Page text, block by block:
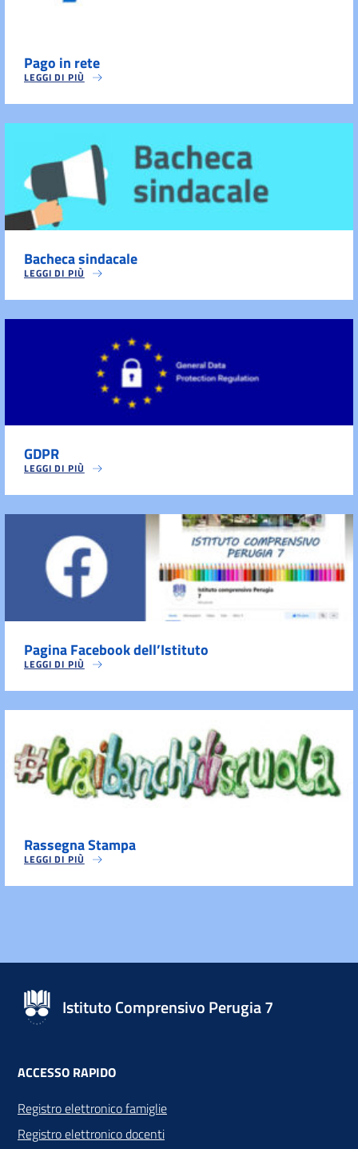
Pago in rete
LEGGI DI PIÙ
Bacheca sindacale
LEGGI DI PIÙ
GDPR
LEGGI DI PIÙ
Pagina Facebook dell’Istituto
LEGGI DI PIÙ
Rassegna Stampa
LEGGI DI PIÙ
Istituto Comprensivo Perugia 7
ACCESSO RAPIDO
Registro elettronico famiglie
Registro elettronico docenti